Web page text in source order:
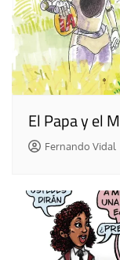
El Papa y el
Fernando Vidal